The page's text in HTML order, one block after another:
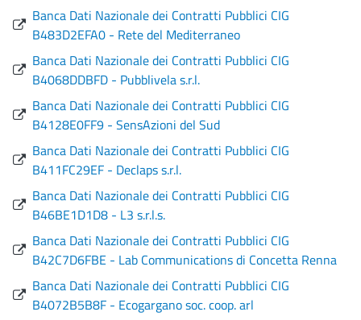
Banca Dati Nazionale dei Contratti Pubblici CIG
B483D2EFA0 - Rete del Mediterraneo
Banca Dati Nazionale dei Contratti Pubblici CIG
B4068DDBFD - Pubblivela s.r.l.
Banca Dati Nazionale dei Contratti Pubblici CIG
B4128E0FF9 - SensAzioni del Sud
Banca Dati Nazionale dei Contratti Pubblici CIG
B411FC29EF - Declaps s.r.l.
Banca Dati Nazionale dei Contratti Pubblici CIG
B46BE1D1D8 - L3 s.r.l.s.
Banca Dati Nazionale dei Contratti Pubblici CIG
B42C7D6FBE - Lab Communications di Concetta Renna
Banca Dati Nazionale dei Contratti Pubblici CIG
B4072B5B8F - Ecogargano soc. coop. arl